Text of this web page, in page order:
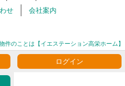
ログイン
せ
会社案内
件のことは【イエステーション高栄ホーム】
Reserved.